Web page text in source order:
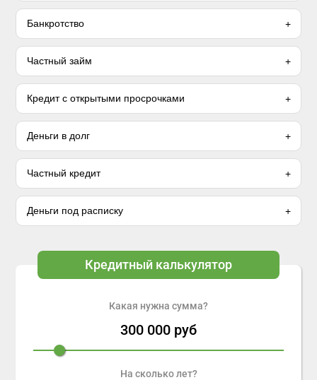
Банкротство
Частный займ
Кредит с открытыми просрочками
Деньги в долг
Частный кредит
Деньги под расписку
Кредитный калькулятор
Какая нужна сумма?
300 000 руб
На сколько лет?